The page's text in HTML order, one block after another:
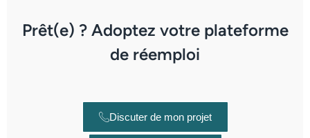
Prêt(e) ? Adoptez votre plateforme
de réemploi
Discuter de mon projet